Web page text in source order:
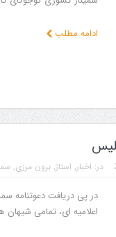
ادامه مطلب
در: اخبار, استاژ,برون مرزی,
در پی دریافت دعوتنامه
اعلامیه ای، تمامی شیهان